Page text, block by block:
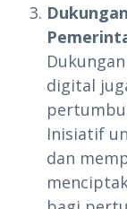
digital
Inisiatif
dan